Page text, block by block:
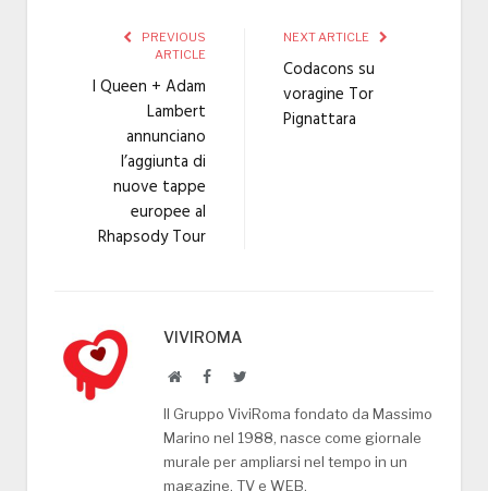
PREVIOUS
ARTICLE
I Queen + Adam
Lambert
annunciano
l’aggiunta di
nuove tappe
europee al
Rhapsody Tour
NEXT ARTICLE
Codacons su
voragine Tor
Pignattara
VIVIROMA
WebsiteFacebookTwitter
Il Gruppo ViviRoma fondato da Massimo
Marino nel 1988, nasce come giornale
murale per ampliarsi nel tempo in un
magazine, TV e WEB.